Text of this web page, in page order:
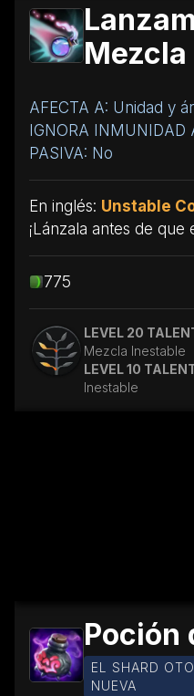
AFECTA A: Unidad y
IGNORA INMUNIDAD
PASIVA: No
En inglés: Unstable
¡Lánzala antes de que
775
LEVEL 20
Mezcla Inestable
LEVEL 10
Inestable
Poción
EL SHARD
NUEVA